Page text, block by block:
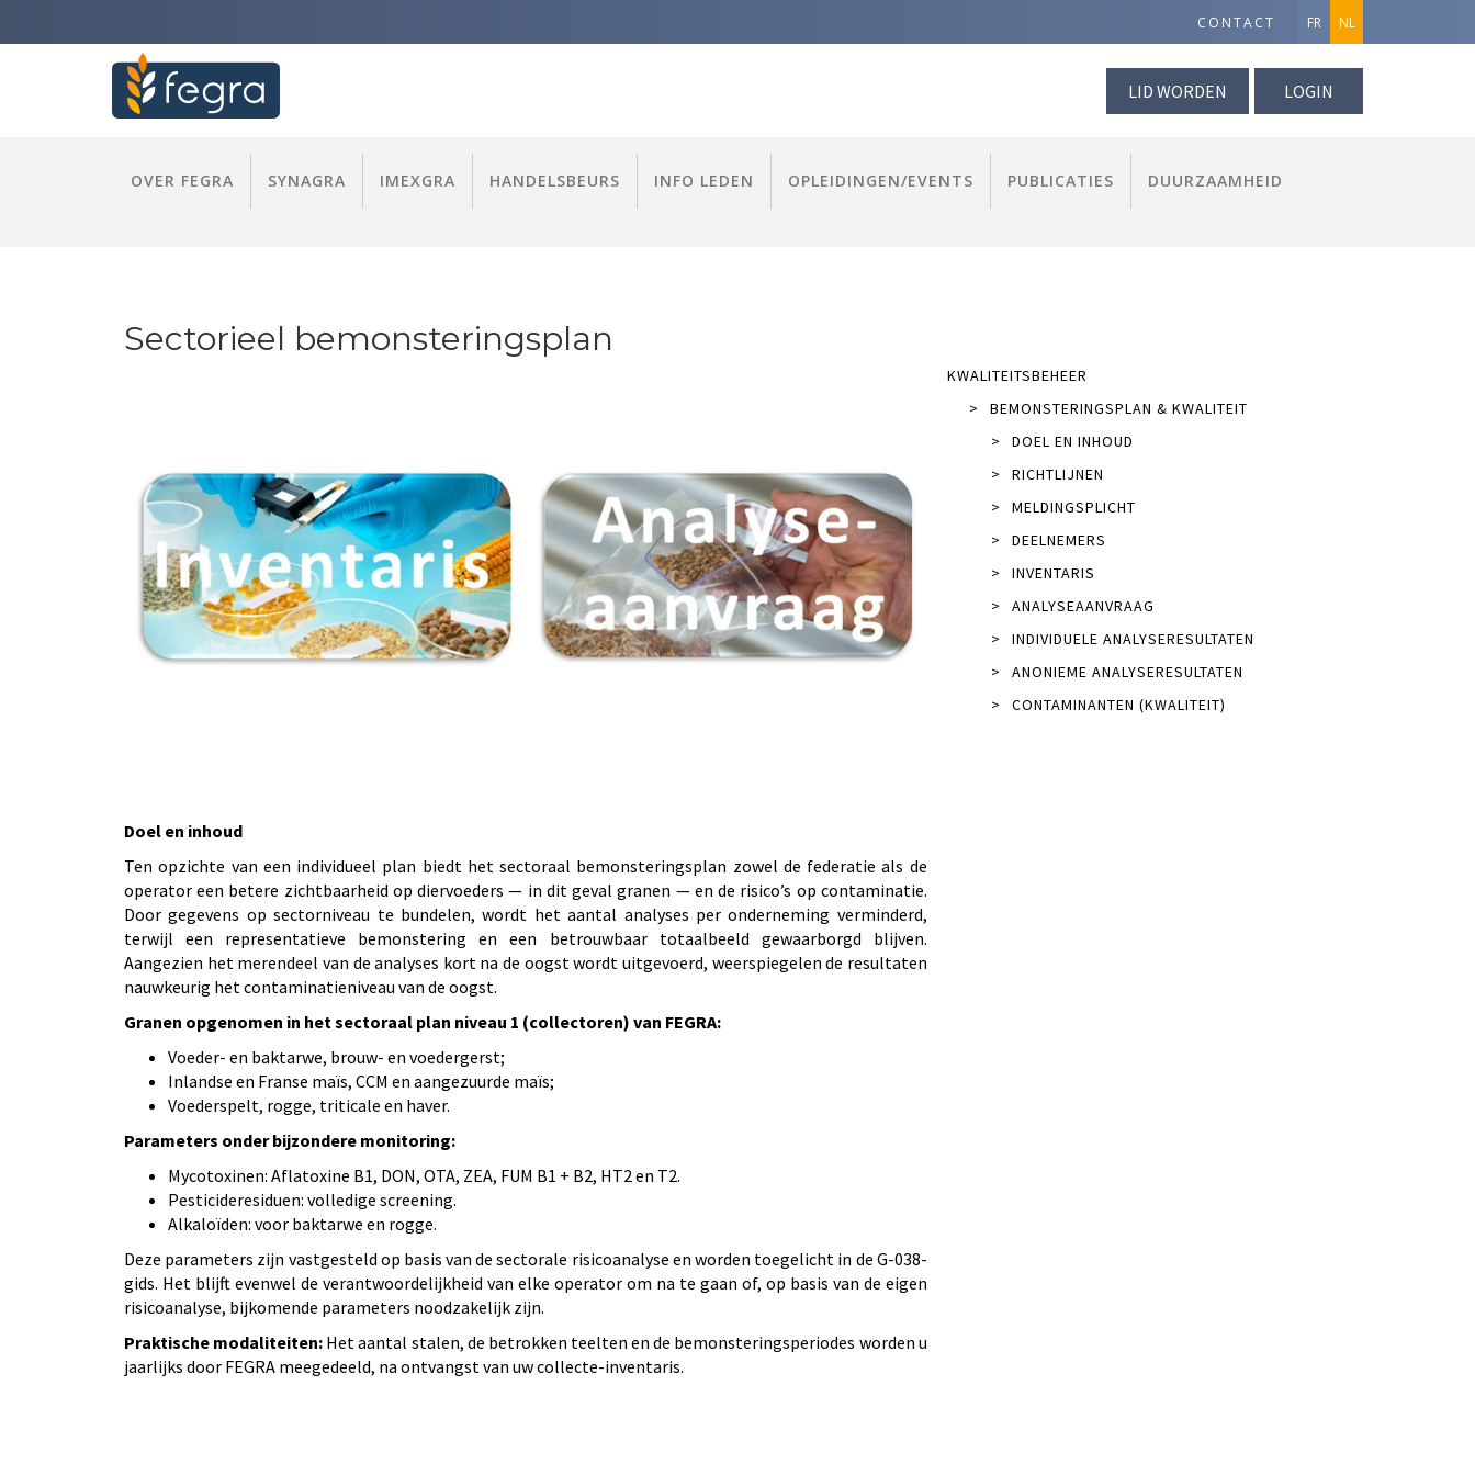
CONTACT FR NL
LID WORDEN LOGIN
OVER FEGRA SYNAGRA IMEXGRA HANDELSBEURS INFO LEDEN OPLEIDINGEN/EVENTS PUBLICATIES DUURZAAMHEID
Sectorieel bemonsteringsplan
Doel en inhoud
Ten opzichte van een individueel plan biedt het sectoraal bemonsteringsplan zowel de federatie als de
operator een betere zichtbaarheid op diervoeders — in dit geval granen — en de risico’s op contaminatie.
Door gegevens op sectorniveau te bundelen, wordt het aantal analyses per onderneming verminderd,
terwijl een representatieve bemonstering en een betrouwbaar totaalbeeld gewaarborgd blijven.
Aangezien het merendeel van de analyses kort na de oogst wordt uitgevoerd, weerspiegelen de resultaten
nauwkeurig het contaminatieniveau van de oogst.
Granen opgenomen in het sectoraal plan niveau 1 (collectoren) van FEGRA:
Voeder- en baktarwe, brouw- en voedergerst;
Inlandse en Franse maïs, CCM en aangezuurde maïs;
Voederspelt, rogge, triticale en haver.
Parameters onder bijzondere monitoring:
Mycotoxinen: Aflatoxine B1, DON, OTA, ZEA, FUM B1 + B2, HT2 en T2.
Pesticideresiduen: volledige screening.
Alkaloïden: voor baktarwe en rogge.
Deze parameters zijn vastgesteld op basis van de sectorale risicoanalyse en worden toegelicht in de G-038-
gids. Het blijft evenwel de verantwoordelijkheid van elke operator om na te gaan of, op basis van de eigen
risicoanalyse, bijkomende parameters noodzakelijk zijn.
Praktische modaliteiten: Het aantal stalen, de betrokken teelten en de bemonsteringsperiodes worden u
jaarlijks door FEGRA meegedeeld, na ontvangst van uw collecte-inventaris.
KWALITEITSBEHEER
>
BEMONSTERINGSPLAN & KWALITEIT
>
DOEL EN INHOUD
>
RICHTLIJNEN
>
MELDINGSPLICHT
>
DEELNEMERS
>
INVENTARIS
>
ANALYSEAANVRAAG
>
INDIVIDUELE ANALYSERESULTATEN
>
ANONIEME ANALYSERESULTATEN
>
CONTAMINANTEN (KWALITEIT)